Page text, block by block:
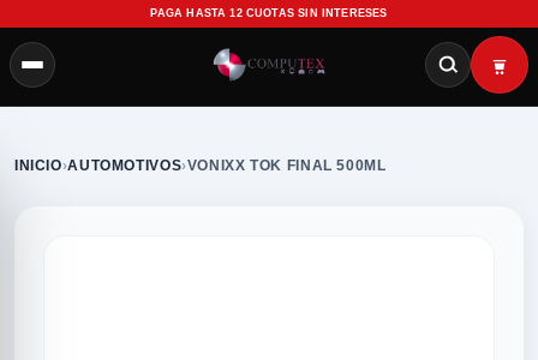
PAGA HASTA 12 CUOTAS SIN INTERESES
INICIO›AUTOMOTIVOS›VONIXX TOK FINAL 500ML